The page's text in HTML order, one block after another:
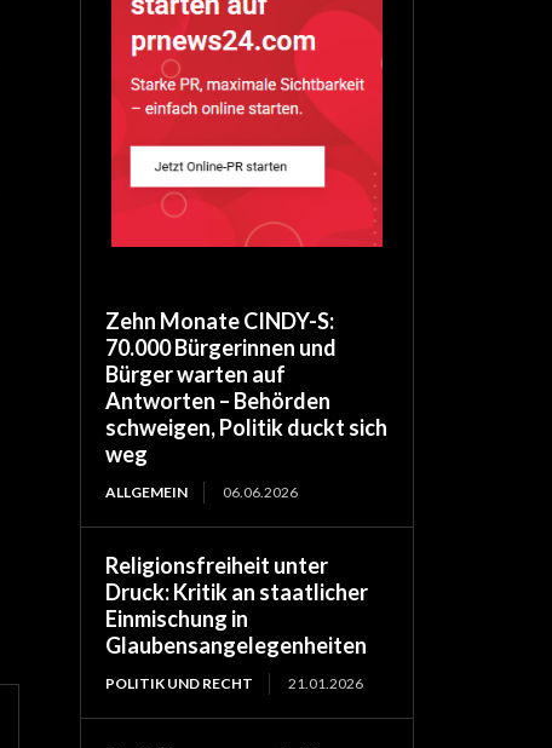
Zehn Monate CINDY-S:
70.000 Bürgerinnen und
Bürger warten auf
Antworten – Behörden
schweigen, Politik duckt sich
weg
ALLGEMEIN 06.06.2026
Religionsfreiheit unter
Druck: Kritik an staatlicher
Einmischung in
Glaubensangelegenheiten
POLITIK UND RECHT 21.01.2026